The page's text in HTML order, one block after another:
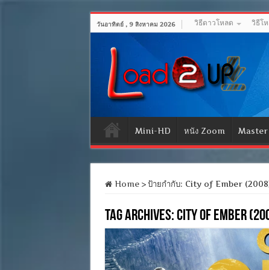
วันอาทิตย์ , 9 สิงหาคม 2026 วิธีดาวโหลด วิธีโ
Mini-HD หนัง Zoom Master
Home > ป้ายกำกับ: City of Ember
Tag Archives:City of Ember